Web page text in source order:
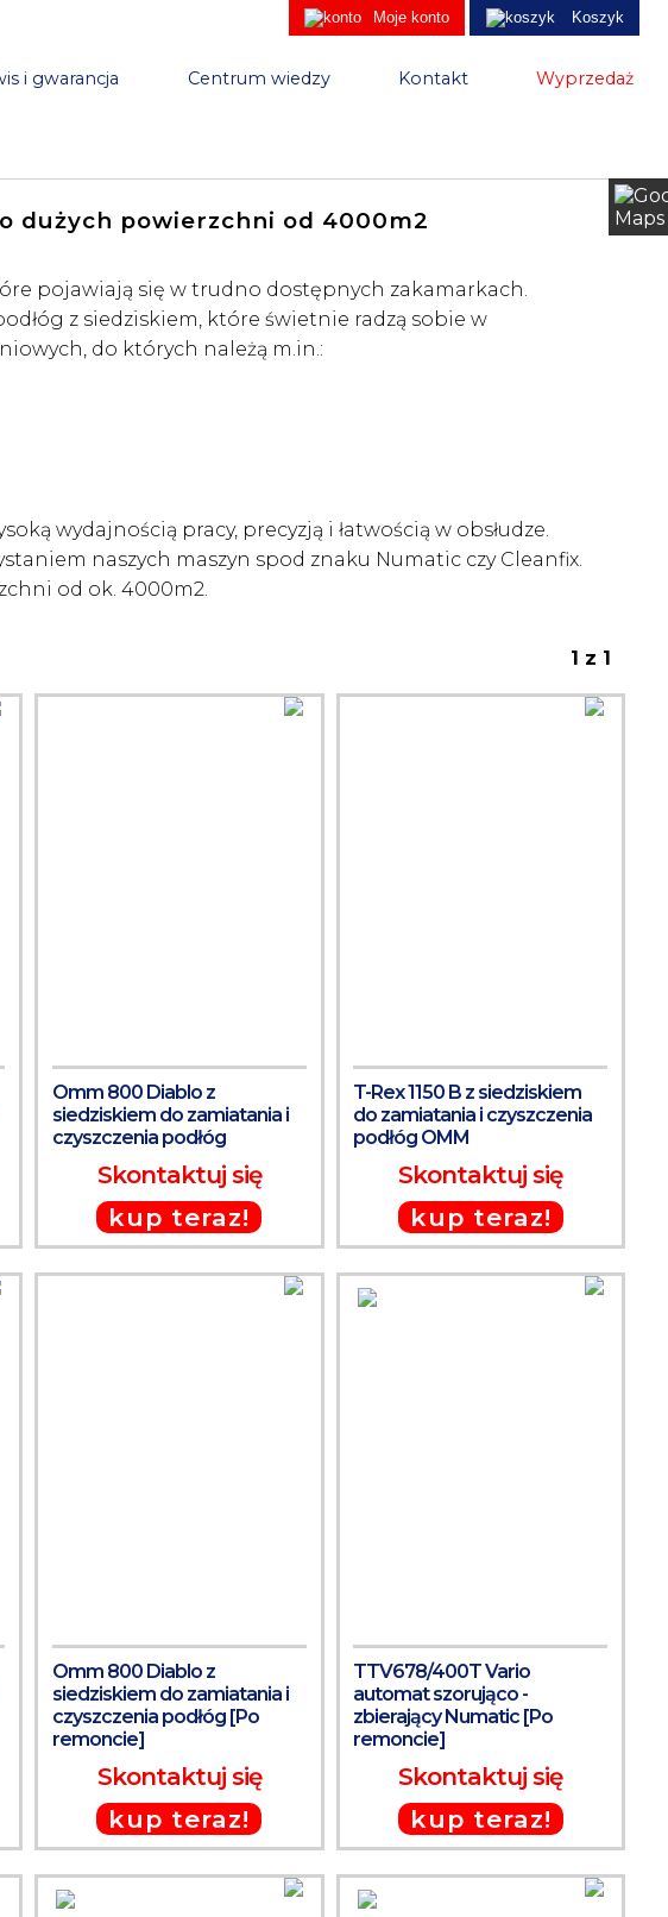
Moje konto Koszyk
i gwarancja Centrum wiedzy Kontakt Wyprzedaż
dużych powierzchni od 4000m2
pojawiają się w trudno dostępnych zakamarkach.
z siedziskiem, które świetnie radzą sobie w
do których należą m.in.:
wydajnością pracy, precyzją i łatwością w obsłudze.
naszych maszyn spod znaku Numatic czy Cleanfix.
od ok. 4000m2.
1 z 1
Omm 800 Diablo z
siedziskiem do zamiatania i
czyszczenia podłóg
Skontaktuj się
kup teraz!
T-Rex 1150 B z siedziskiem
do zamiatania i czyszczenia
podłóg OMM
Skontaktuj się
kup teraz!
Omm 800 Diablo z
siedziskiem do zamiatania i
czyszczenia podłóg [Po
remoncie]
Skontaktuj się
kup teraz!
TTV678/400T Vario
automat szorująco -
zbierający Numatic [Po
remoncie]
Skontaktuj się
kup teraz!